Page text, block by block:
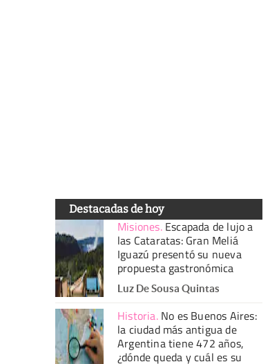
Destacadas de hoy
Misiones. Escapada de lujo a
las Cataratas: Gran Meliá
Iguazú presentó su nueva
propuesta gastronómica
Luz De Sousa Quintas
Historia. No es Buenos Aires:
la ciudad más antigua de
Argentina tiene 472 años,
¿dónde queda y cuál es su